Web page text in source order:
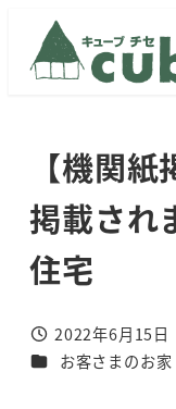
【機関
掲載され
住宅
投稿日
2022年6月15日
カテゴリー
お客さまのお家